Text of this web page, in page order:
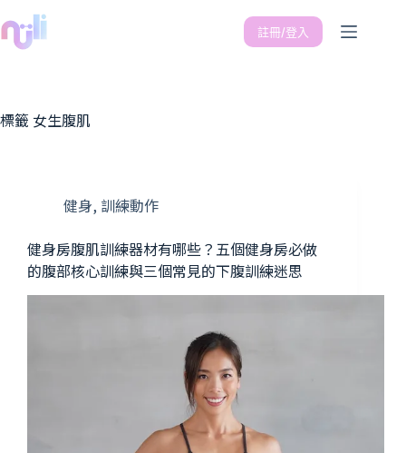
註冊/登入
標籤 女生腹肌
健身, 訓練動作
健身房腹肌訓練器材有哪些？五個健身房必做
的腹部核心訓練與三個常見的下腹訓練迷思